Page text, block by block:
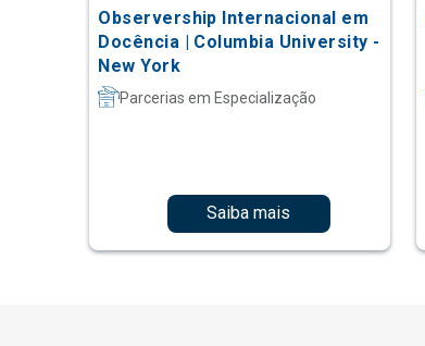
Observership Internacional em
Docência | Columbia University -
New York
Parcerias em Especialização
Saiba mais